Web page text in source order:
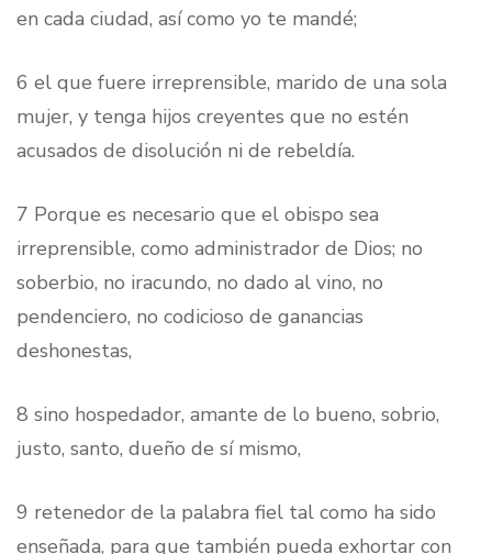
en cada ciudad, así como yo te mandé;
6 el que fuere irreprensible, marido de una sola
mujer, y tenga hijos creyentes que no estén
acusados de disolución ni de rebeldía.
7 Porque es necesario que el obispo sea
irreprensible, como administrador de Dios; no
soberbio, no iracundo, no dado al vino, no
pendenciero, no codicioso de ganancias
deshonestas,
8 sino hospedador, amante de lo bueno, sobrio,
justo, santo, dueño de sí mismo,
9 retenedor de la palabra fiel tal como ha sido
enseñada, para que también pueda exhortar con